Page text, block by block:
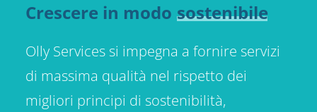
Crescere in modo sostenibile
Olly Services si impegna a fornire servizi
di massima qualità nel rispetto dei
migliori principi di sostenibilità,